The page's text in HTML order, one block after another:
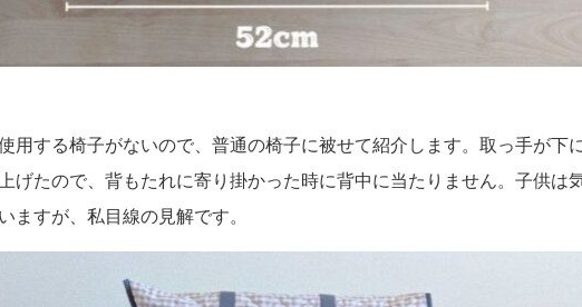
用する椅子がないので、普通の椅子に被せて紹介します。取っ手が下
げたので、背もたれに寄り掛かった時に背中に当たりません。子供は
ますが、私目線の見解です。